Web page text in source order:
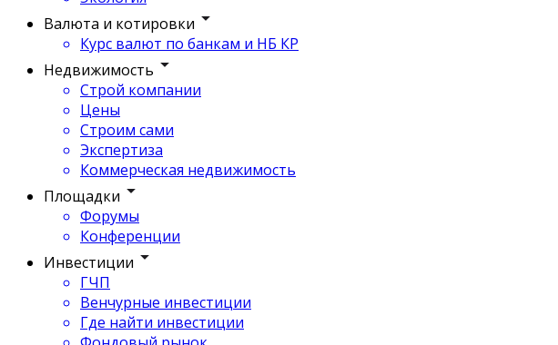
Валюта и котировки
Курс валют по банкам и НБ КР
Недвижимость
Строй компании
Цены
Строим сами
Экспертиза
Коммерческая недвижимость
Площадки
Форумы
Конференции
Инвестиции
ГЧП
Венчурные инвестиции
Где найти инвестиции